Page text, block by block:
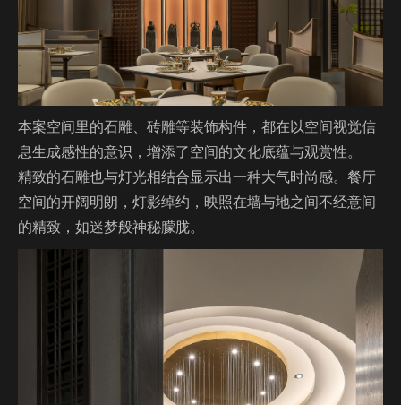
本案空间里的石雕、砖雕等装饰构件，都在以空间视觉信
息生成感性的意识，增添了空间的文化底蕴与观赏性。
精致的石雕也与灯光相结合显示出一种大气时尚感。餐厅
空间的开阔明朗，灯影绰约，映照在墙与地之间不经意间
的精致，如迷梦般神秘朦胧。